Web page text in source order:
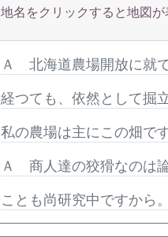
地名をクリックすると地図
Ａ 北海道農場開放に就
経つても、依然として掘
私の農場は主にこの畑で
Ａ 商人達の狡猾なのは
ことも尚研究中ですか